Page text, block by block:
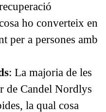
ho converteix en
per a persones amb
: La majoria de les
de Candel Nordlys
la qual cosa